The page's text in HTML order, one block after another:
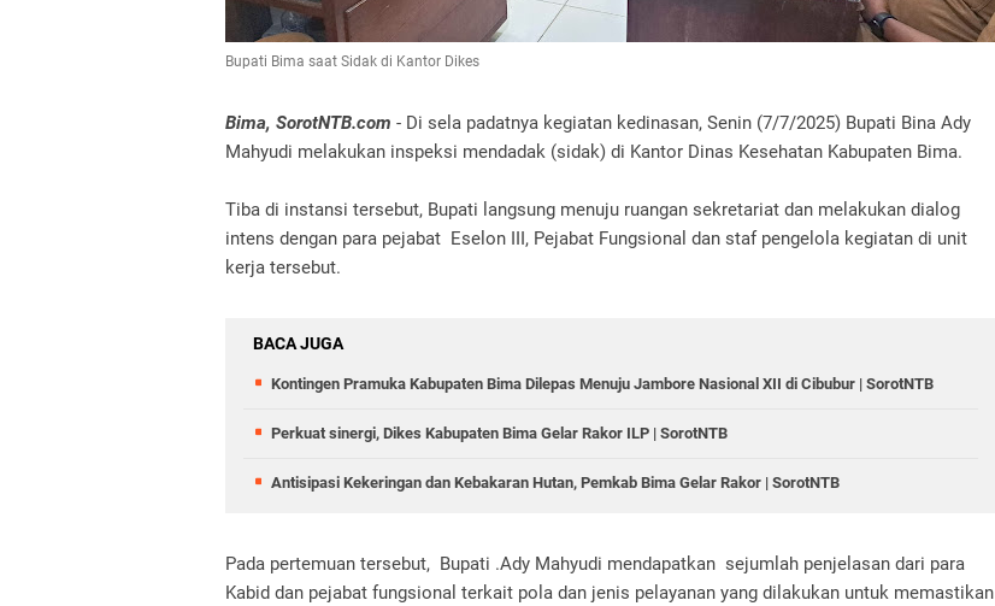
Bupati Bima saat Sidak di Kantor Dikes
Bima, SorotNTB.com - Di sela padatnya kegiatan kedinasan, Senin (7/7/2025) Bupati Bina Ady
Mahyudi melakukan inspeksi mendadak (sidak) di Kantor Dinas Kesehatan Kabupaten Bima.
Tiba di instansi tersebut, Bupati langsung menuju ruangan sekretariat dan melakukan dialog
intens dengan para pejabat Eselon III, Pejabat Fungsional dan staf pengelola kegiatan di unit
kerja tersebut.
BACA JUGA
Kontingen Pramuka Kabupaten Bima Dilepas Menuju Jambore Nasional XII di Cibubur | SorotNTB
Perkuat sinergi, Dikes Kabupaten Bima Gelar Rakor ILP | SorotNTB
Antisipasi Kekeringan dan Kebakaran Hutan, Pemkab Bima Gelar Rakor | SorotNTB
Pada pertemuan tersebut, Bupati .Ady Mahyudi mendapatkan sejumlah penjelasan dari para
Kabid dan pejabat fungsional terkait pola dan jenis pelayanan yang dilakukan untuk memastikan